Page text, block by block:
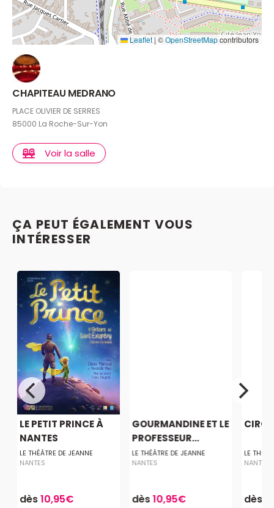
Leaflet | ©OpenStreetMapcontributors
CHAPITEAU MEDRANO
PLACE OLIVIER DE SERRES
85000 La Roche-Sur-Yon
Voir la salle
ÇA PEUT ÉGALEMENT VOUS
INTÉRESSER
LE PETIT PRINCE À
NANTES
LE THÉÂTRE DE JEANNE
NANTES
dès10,95€
GOURMANDINE ET LE
PROFESSEUR...
LE THÉÂTRE DE JEANNE
NANTES
dès10,95€
LE
NANTES
dès